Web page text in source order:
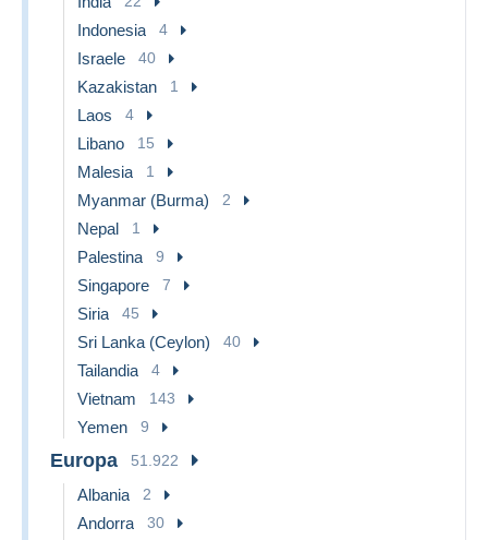
Indonesia 4
Israele 40
Kazakistan 1
Laos 4
Libano 15
Malesia 1
Myanmar (Burma) 2
Nepal 1
Palestina 9
Singapore 7
Siria 45
Sri Lanka (Ceylon) 40
Tailandia 4
Vietnam 143
Yemen 9
Europa 51.922
Albania 2
Andorra 30